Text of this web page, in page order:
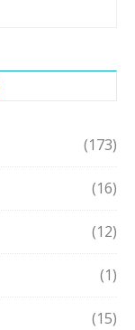
(173)
(16)
(12)
(1)
(15)